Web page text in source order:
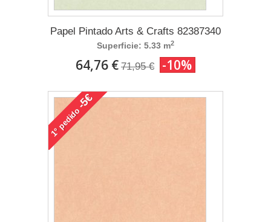
Papel Pintado Arts & Crafts 82387340
Superficie: 5.33 m2
64,76 € 71,95 € -10%
1°
pedido
-5€